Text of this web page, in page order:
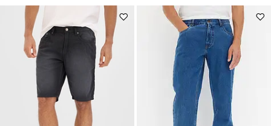
preț
99,90 lei